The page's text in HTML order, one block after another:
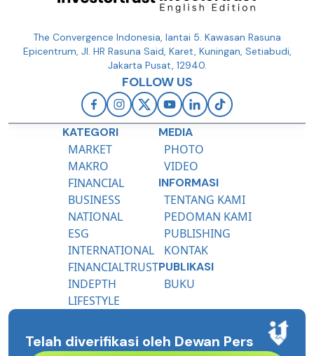
The Convergence Indonesia, lantai 5. Kawasan Rasuna
Epicentrum, Jl. HR Rasuna Said, Karet, Kuningan, Setiabudi,
Jakarta Pusat, 12940.
FOLLOW US
KATEGORI
MARKET
MAKRO
FINANCIAL
BUSINESS
NATIONAL
ESG
INTERNATIONAL
FINANCIALTRUST
INDEPTH
LIFESTYLE
MEDIA
PHOTO
VIDEO
INFORMASI
TENTANG KAMI
PEDOMAN KAMI
PUBLISHING
KONTAK
PUBLIKASI
BUKU
Telah diverifikasi oleh Dewan Pers